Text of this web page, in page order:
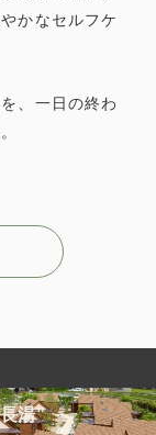
かなセルフケ
、一日の終わ
湯”